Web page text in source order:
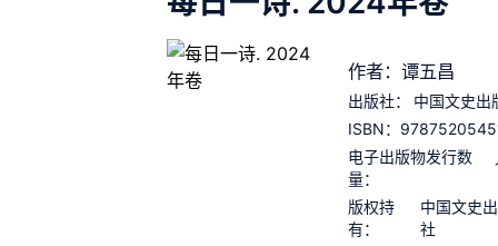
作者：谭五昌
出版社：
中国文史出
ISBN：
电子出版物发行数
量：
版权持
有：
中国文史
社